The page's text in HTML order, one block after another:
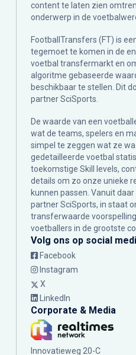
content te laten zien
onderwerp in de
FootballTransfers (FT) is
tegemoet te komen in de
voetbal transfermarkt en
algoritme gebaseerde
beschikbaar te stellen. Dit
partnerSciSports
De waarde van een
wat de teams, spelers en
simpel te zeggen wat ze
gedetailleerde voetbal
toekomstige Skill levels,
details om zo onze unieke
kunnen passen. Vanuit
partner SciSports, in staat
transferwaarde
voetballers in de grootste
Volg ons op social
Facebook
Instagram
X
LinkedIn
Corporate & Media
Innovatieweg 20-C